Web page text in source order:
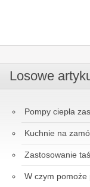
Losowe
Pompy ciepła
Kuchnie na
Zastosowanie
W czym pomoże